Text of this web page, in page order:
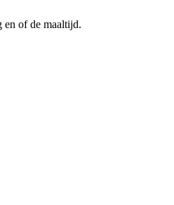
en of de maaltijd.